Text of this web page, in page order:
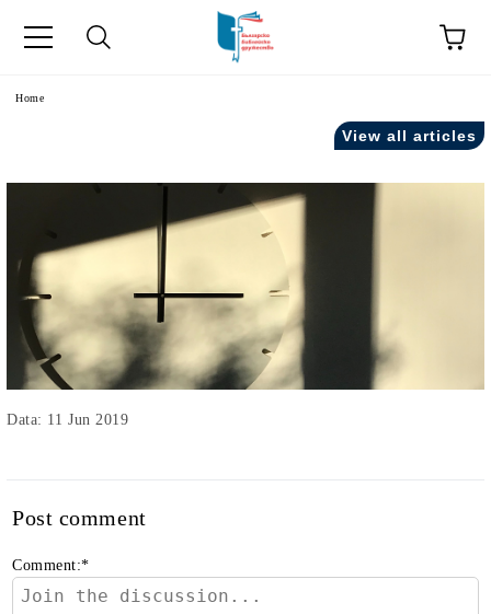
Home
View all articles
Data: 11 Jun 2019
Post comment
Comment:*